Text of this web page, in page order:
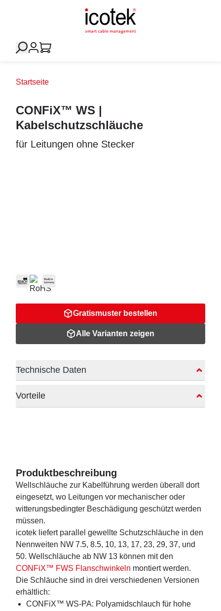
Startseite
CONFiX™ WS |
Kabelschutzschläuche
für Leitungen ohne Stecker
Gratismuster bestellen
Alle Varianten zeigen
Technische Daten
Vorteile
Produktbeschreibung
Wellschläuche zur Kabelführung werden überall dort
eingesetzt, wo Leitungen vor mechanischer oder
witterungsbedingter Beschädigung geschützt werden
müssen.
icotek liefert parallel gewellte Schutzschläuche in den
Nennweiten NW 7.5, 8.5, 10, 13, 17, 23, 29, 37, und
50. Wellschläuche ab NW 13 können mit den
CONFiX™ FWS Flanschwinkeln montiert werden.
Die Schläuche sind in drei verschiedenen Versionen
erhältlich:
CONFiX™ WS-PA: Polyamidschlauch für hohe